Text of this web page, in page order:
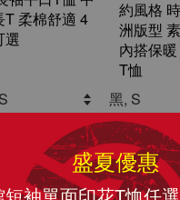
盛夏優惠
袖單面印花T恤任
T 柔棉舒適 4
選
- +
約風格
洲版型
內搭保
T恤
NT$ 239
NT$ 399